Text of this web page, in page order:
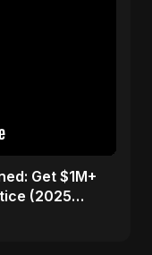
Get $1M+
(2025